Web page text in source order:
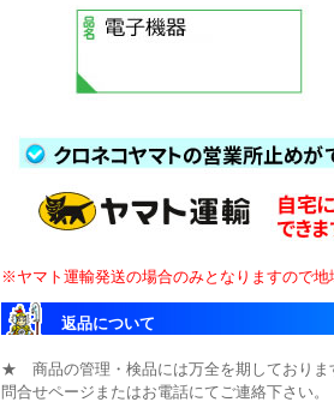
※ヤマト運輸発送の場合のみとなりますので地
返品について
★ 商品の管理・検品には万全を期しておりま
問合せページまたはお電話にてご連絡下さい。